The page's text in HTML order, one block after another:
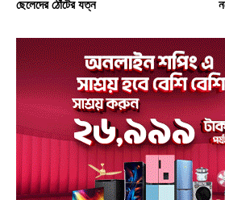
ছেলেদের ঠোঁটের যত্ন